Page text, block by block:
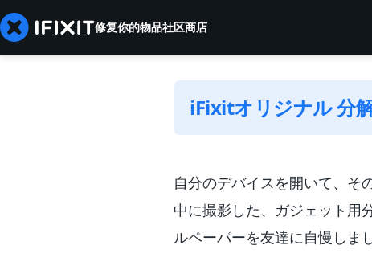
修复你的物品社区商店
iFixitオリジナル 分
自分のデバイスを開いて、そ
中に撮影した、ガジェット用
ルペーパーを友達に自慢しま